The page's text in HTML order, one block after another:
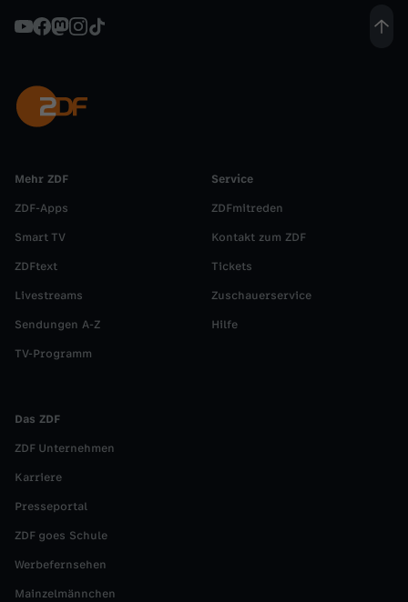
i
t
G
e
r
m
i
n
r
i
Mehr ZDF
ZDF-Apps
Smart TV
ZDFtext
Livestreams
Sendungen A-Z
TV-Programm
Service
ZDFmitreden
Kontakt zum ZDF
Tickets
Zuschauerservice
Hilfe
Das ZDF
ZDF Unternehmen
Karriere
Presseportal
ZDF goes Schule
Werbefernsehen
Mainzelmännchen